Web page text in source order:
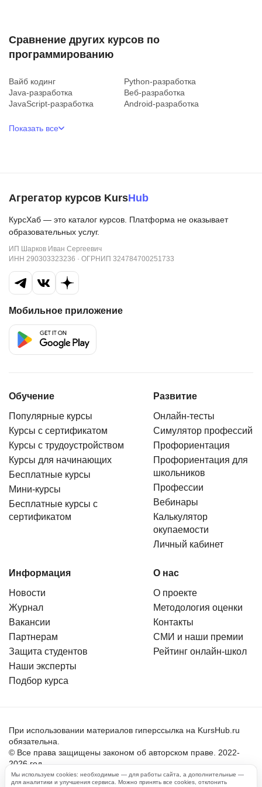
Сравнение других курсов по
программированию
Вайб кодинг
Python-разработка
Java-разработка
Веб-разработка
JavaScript-разработка
Android-разработка
Показать все
Агрегатор курсов KursHub
КурсХаб — это каталог курсов. Платформа не оказывает
образовательных услуг.
ИП Шарков Иван Сергеевич
ИНН 290303323236 · ОГРНИП 324784700251733
Мобильное приложение
Обучение
Популярные курсы
Курсы с сертификатом
Курсы с трудоустройством
Курсы для начинающих
Бесплатные курсы
Мини-курсы
Бесплатные курсы с
сертификатом
Развитие
Онлайн-тесты
Симулятор профессий
Профориентация
Профориентация для
школьников
Профессии
Вебинары
Калькулятор
окупаемости
Личный кабинет
Информация
Новости
Журнал
Вакансии
Партнерам
Защита студентов
Наши эксперты
Подбор курса
О нас
О проекте
Методология оценки
Контакты
СМИ и наши премии
Рейтинг онлайн-школ
При использовании материалов гиперссылка на KursHub.ru
обязательна.
© Все права защищены законом об авторском праве. 2022-
2026 год.
Мы используем cookies: необходимые — для работы сайта, а дополнительные —
для аналитики и улучшения сервиса. Можно принять все cookies, отклонить